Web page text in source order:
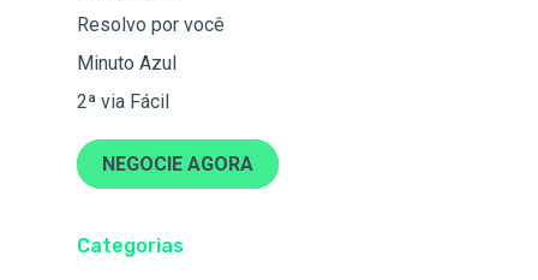
Resolvo por você
Minuto Azul
2ª via Fácil
NEGOCIE AGORA
Categorias